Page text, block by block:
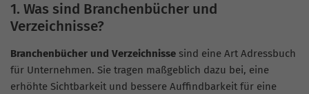
1. Was sind Branchenbücher und
Verzeichnisse?
Branchenbücher und Verzeichnisse sind eine Art Adressbuch
für Unternehmen. Sie tragen maßgeblich dazu bei, eine
erhöhte Sichtbarkeit und bessere Auffindbarkeit für eine